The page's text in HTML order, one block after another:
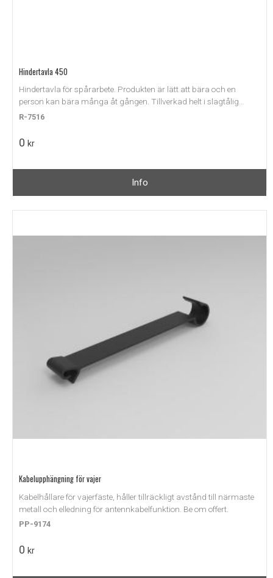
Hindertavla 450
Hindertavla för spårarbete. Produkten är lätt att bära och en
person kan bära många åt gången. Tillverkad helt i slagtålig
plast. Be om offert.
R-7516
0 kr
Info
Kabelupphängning för vajer
Kabelhållare för vajerfäste, håller tillräckligt avstånd till närmaste
metall och elledning för antennkabelfunktion. Be om offert.
PP-9174
0 kr